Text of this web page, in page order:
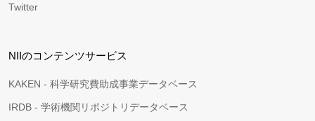
Twitter
NIIのコンテンツサービス
KAKEN - 科学研究費助成事業データベース
IRDB - 学術機関リポジトリデータベース